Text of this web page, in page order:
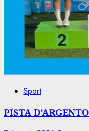
Sport
PISTA D’ARGENTO